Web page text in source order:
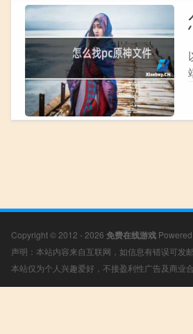
Copyright © 2012 - 2026 免费在线游戏
声明：本站内容来自互联网，如信息有错误可发
本站仅为个人兴趣爱好，不接盈利性广告及商业